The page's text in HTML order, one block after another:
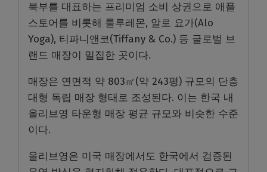
북부를 대표하는 프리미엄 소비 상권으로 애플
스토어를 비롯해 룰루레몬, 알로 요가(Alo
Yoga), 티파니앤코(Tiffany & Co.) 등 글로벌 브
랜드 매장이 밀집한 곳이다.
매장은 연면적 약 803㎡(약 243평) 규모의 단층
대형 독립 매장 형태로 조성된다. 이는 한국 내
올리브영 타운형 매장 평균 규모와 비슷한 수준
이다.
올리브영은 미국 매장에서도 한국에서 검증된